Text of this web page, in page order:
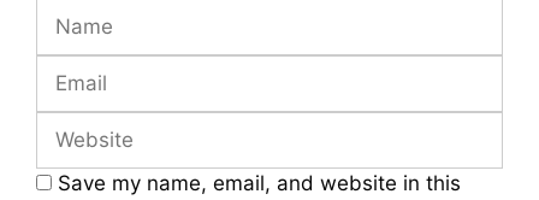
Name
Email
Website
Save my name, email, and website in this